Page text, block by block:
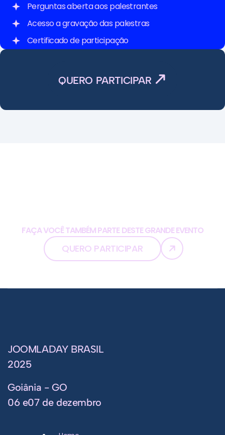
Perguntas aberta aos palestrantes
Acesso a gravação das palestras
Certificado de participação
QUERO PARTICIPAR
FAÇA VOCÊ TAMBÉM PARTE DESTE GRANDE EVENTO
QUERO PARTICIPAR
JOOMLADAY BRASIL
2025
Goiânia - GO
06 e07 de dezembro